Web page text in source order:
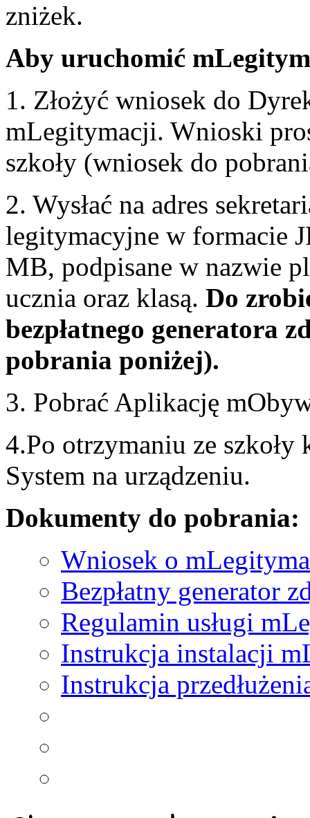
zniżek.
Aby uruchomić
1. Złożyć wniosek do
mLegitymacji. Wnioski
szkoły (wniosek do
2. Wysłać na adres
legitymacyjne w formacie
MB, podpisane w nazwie
ucznia oraz klasą. Do
bezpłatnego generatora
pobrania poniżej).
3. Pobrać Aplikację
4.Po otrzymaniu ze
System na urządzeniu.
Dokumenty do pobrania:
Wniosek o
Bezpłatny generator
Regulamin usługi
Instrukcja instalacji
Instrukcja